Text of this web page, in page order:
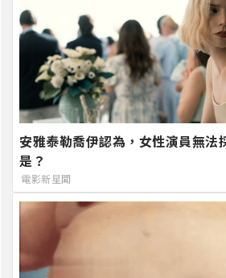
安雅泰勒喬伊認為，女性演員無法
是？
電影新星聞